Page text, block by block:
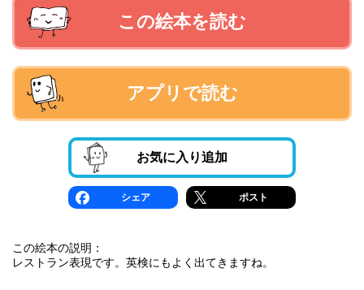
この絵本を読む
アプリで読む
お気に入り追加
シェア ポスト
この絵本の説明：
レストラン表現です。英検にもよく出てきますね。